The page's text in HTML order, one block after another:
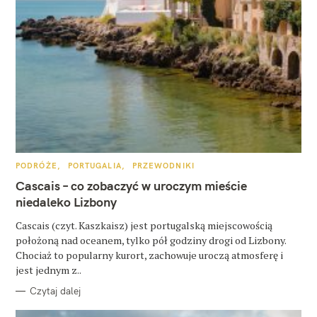
K
T
E
G
O
I
E
PODRÓŻE PORTUGALIA PRZEWODNIKI
Cascais – co zobaczyć w uroczym mieście
niedaleko Lizbony
Cascais (czyt. Kaszkaisz) jest portugalską miejscowością
położoną nad oceanem, tylko pół godziny drogi od Lizbony.
Chociaż to popularny kurort, zachowuje uroczą atmosferę i
jest jednym z..
Czytaj dalej
W
y
s
z
u
k
a
j